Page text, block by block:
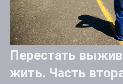
Перестать
жить. Часть